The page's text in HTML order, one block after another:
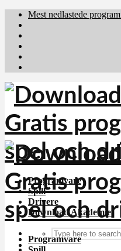
Mest nedlastede
Programvare
Spill
Drivere
Download Akademiet
Programvare